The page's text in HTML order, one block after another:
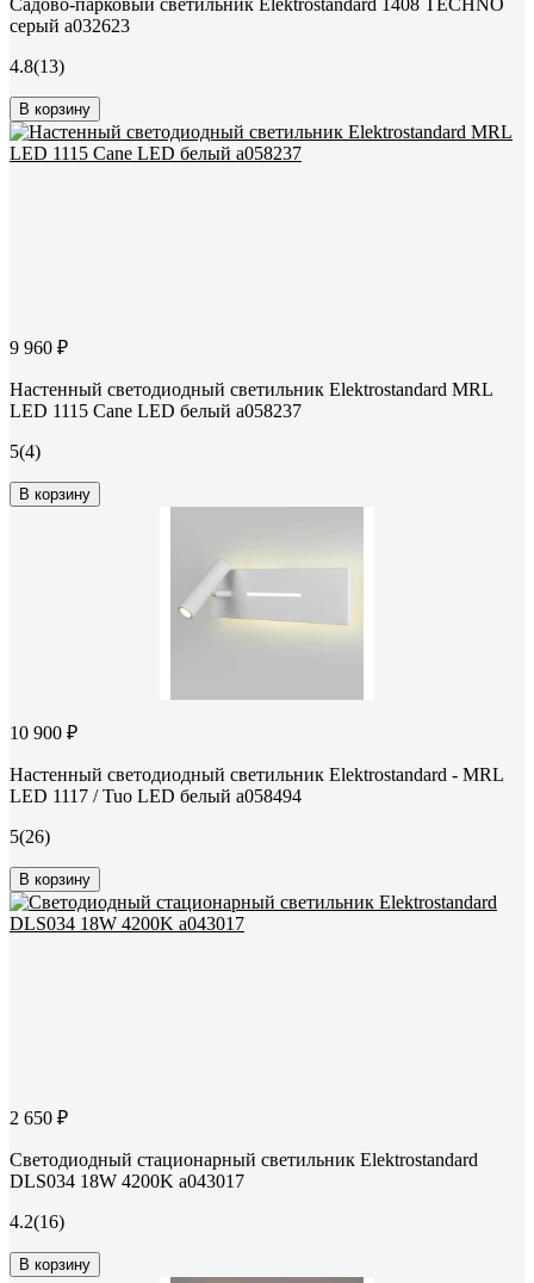
Садово-парковый светильник Elektrostandard 1408 TECHNO
серый a032623
4.8(13)
В корзину
9 960 ₽
Настенный светодиодный светильник Elektrostandard MRL
LED 1115 Cane LED белый a058237
5(4)
В корзину
10 900 ₽
Настенный светодиодный светильник Elektrostandard - MRL
LED 1117 / Tuo LED белый a058494
5(26)
В корзину
2 650 ₽
Светодиодный стационарный светильник Elektrostandard
DLS034 18W 4200K a043017
4.2(16)
В корзину